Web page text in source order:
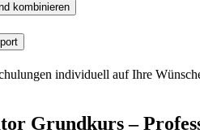
kombinieren
individuell auf Ihre
Grundkurs –